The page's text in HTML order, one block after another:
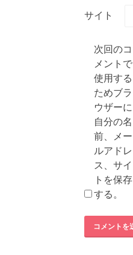
サイト
次回のコ
メントで
使用する
ためブラ
ウザーに
自分の名
前、メー
ルアドレ
ス、サイ
トを保存
する。